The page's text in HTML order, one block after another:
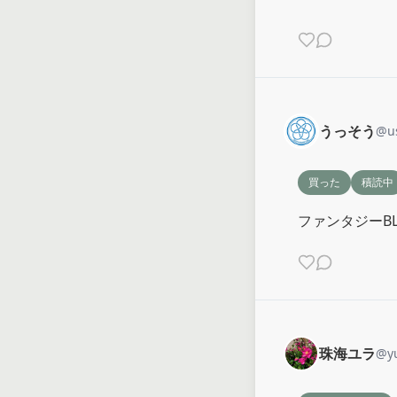
うっそう @
買った 積読中
ファンタジーBL
珠海ユラ@